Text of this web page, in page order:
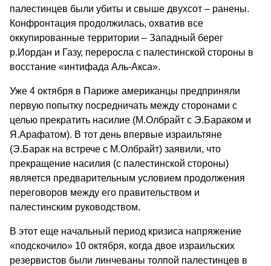
палестинцев были убиты и свыше двухсот – ранены.
Конфронтация продолжилась, охватив все
оккупированные территории – Западный берег
р.Иордан и Газу, переросла с палестинской стороны в
восстание «интифада Аль-Акса».
Уже 4 октября в Париже американцы предприняли
первую попытку посредничать между сторонами с
целью прекратить насилие (М.Олбрайт с Э.Бараком и
Я.Арафатом). В тот день впервые израильтяне
(Э.Барак на встрече с М.Олбрайт) заявили, что
прекращение насилия (с палестинской стороны)
является предварительным условием продолжения
переговоров между его правительством и
палестинским руководством.
В этот еще начальный период кризиса напряжение
«подскочило» 10 октября, когда двое израильских
резервистов были линчеваны толпой палестинцев в